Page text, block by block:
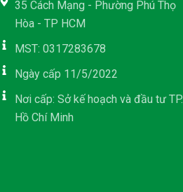
35 Cách Mạng - Phường Phú Thọ
Hòa - TP HCM
MST: 0317283678
Ngày cấp 11/5/2022
Nơi cấp: Sở kế hoạch và đầu tư TP.
Hồ Chí Minh